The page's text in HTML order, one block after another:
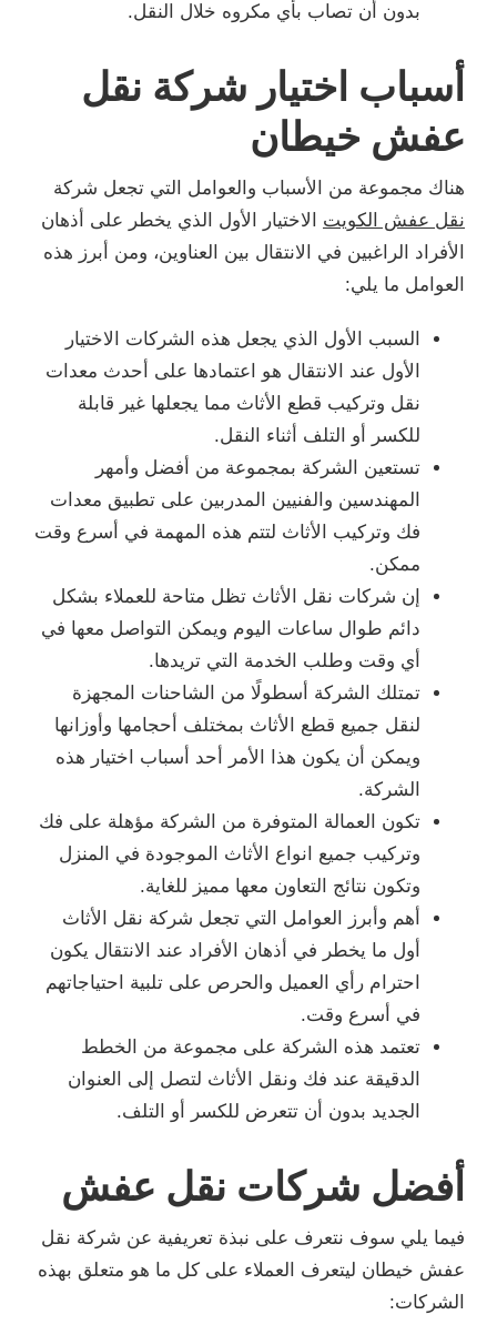
بدون أن تصاب بأي مكروه خلال النقل.
أسباب اختيار شركة نقل
عفش خيطان
هناك مجموعة من الأسباب والعوامل التي تجعل شركة
نقل عفش الكويت الاختيار الأول الذي يخطر على أذهان
الأفراد الراغبين في الانتقال بين العناوين، ومن أبرز هذه
العوامل ما يلي:
السبب الأول الذي يجعل هذه الشركات الاختيار
الأول عند الانتقال هو اعتمادها على أحدث معدات
نقل وتركيب قطع الأثاث مما يجعلها غير قابلة
للكسر أو التلف أثناء النقل.
تستعين الشركة بمجموعة من أفضل وأمهر
المهندسين والفنيين المدربين على تطبيق معدات
فك وتركيب الأثاث لتتم هذه المهمة في أسرع وقت
ممكن.
إن شركات نقل الأثاث تظل متاحة للعملاء بشكل
دائم طوال ساعات اليوم ويمكن التواصل معها في
أي وقت وطلب الخدمة التي تريدها.
تمتلك الشركة أسطولًا من الشاحنات المجهزة
لنقل جميع قطع الأثاث بمختلف أحجامها وأوزانها
ويمكن أن يكون هذا الأمر أحد أسباب اختيار هذه
الشركة.
تكون العمالة المتوفرة من الشركة مؤهلة على فك
وتركيب جميع انواع الأثاث الموجودة في المنزل
وتكون نتائج التعاون معها مميز للغاية.
أهم وأبرز العوامل التي تجعل شركة نقل الأثاث
أول ما يخطر في أذهان الأفراد عند الانتقال يكون
احترام رأي العميل والحرص على تلبية احتياجاتهم
في أسرع وقت.
تعتمد هذه الشركة على مجموعة من الخطط
الدقيقة عند فك ونقل الأثاث لتصل إلى العنوان
الجديد بدون أن تتعرض للكسر أو التلف.
أفضل شركات نقل عفش
فيما يلي سوف نتعرف على نبذة تعريفية عن شركة نقل
عفش خيطان ليتعرف العملاء على كل ما هو متعلق بهذه
الشركات: